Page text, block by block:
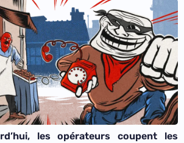
les opérateurs coupent les